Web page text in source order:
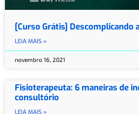
[Curso Grátis] Descomplicando
LEIA MAIS »
novembro 16, 2021
Fisioterapeuta: 6 maneiras de
consultório
LEIA MAIS »